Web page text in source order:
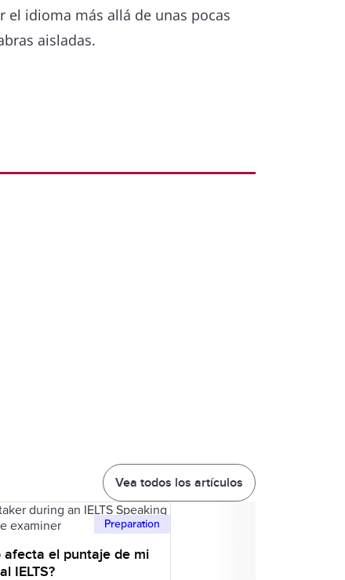
el idioma más allá de unas pocas
aisladas.
Vea todos los artículos
Preparation
afecta el puntaje de mi
IELTS?